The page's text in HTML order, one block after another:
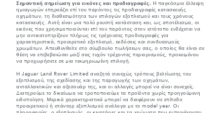
Σημαντική σημείωση για εικόνες και προδιαγραφές. Η παγκόσμια έλλειψη
ημιαγωγών επηρεάζει επί του παρόντος τις προδιαγραφές κατασκευής
οχημάτων, τη διαθεσιμότητα των επιλογών εξοπλισμού και τους χρόνους
κατασκευής. Αυτή είναι μια πολύ ρευστή κατάσταση και, ως αποτέλεσμα, οι
εικόνες που χρησιμοποιούνται επί του παρόντος στον ιστότοπο ενδέχεται να
μην αντικατοπτρίζουν πλήρως τις τρέχουσες προδιαγραφές για
χαρακτηριστικά, προαιρετικό εξοπλισμό, εκδόσεις και συνδυασμούς
χρωμάτων. Απευθυνθείτε στο σύμβουλο πωλήσεων σας, ο οποίος θα είναι σε
θέση να επιβεβαιώσει μαζί σας τυχόν τρέχοντες περιορισμούς, προκειμένου
να προχωρήσετε σε μια τεκμηριωμένη επιλογή.
Η Jaguar Land Rover Limited αναζητά συνεχώς τρόπους βελτίωσης του
εξοπλισμού, της σχεδίασης και της παραγωγής των οχημάτων,
ανταλλακτικών και αξεσουάρ της, και οι αλλαγές μπορεί να είναι συνεχείς.
Διατηρούμε το δικαίωμα να τροποποιούμε τα προϊόντα χωρίς προηγούμενη
ειδοποίηση. Μερικά χαρακτηριστικά μπορεί να διαφέρουν σε επίπεδο
προαιρετικού ή στάνταρ εξοπλισμού ανάλογα με το model year. Οι